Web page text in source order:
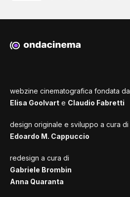
webzine cinematografica fondata da
Elisa Goolvart e Claudio Fabretti
design originale e sviluppo a cura di
Edoardo M. Cappuccio
redesign a cura di
Gabriele Brombin
Anna Quaranta